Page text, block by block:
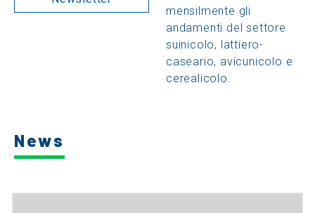
mensilmente gli
andamenti del settore
suinicolo, lattiero-
caseario, avicunicolo e
cerealicolo.
News